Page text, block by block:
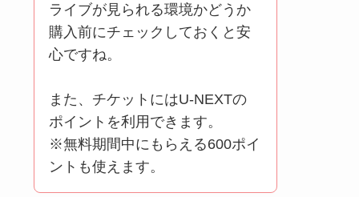
ライブが見られる環境かどうか
購入前にチェックしておくと安
心ですね。
また、チケットにはU-NEXTの
ポイントを利用できます。
※無料期間中にもらえる600ポイ
ントも使えます。